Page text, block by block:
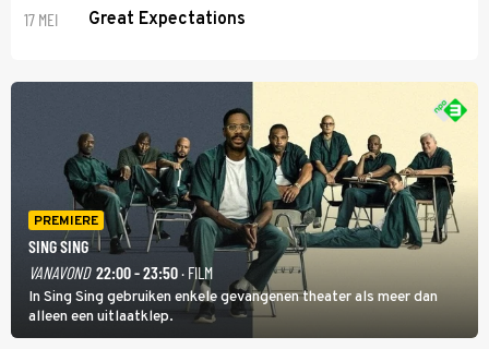
17 MEI Great Expectations
PREMIERE
SING SING
VANAVOND 22:00 - 23:50· FILM
In Sing Sing gebruiken enkele gevangenen theater als meer dan
alleen een uitlaatklep.